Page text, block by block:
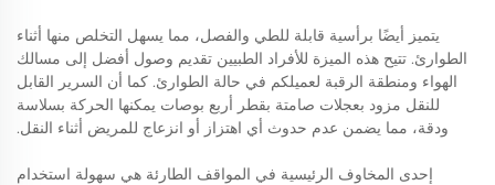
يتميز أيضًا برأسية قابلة للطي والفصل، مما يسهل التخلص منها أثناء
الطوارئ. تتيح هذه الميزة للأفراد الطبيين تقديم وصول أفضل إلى مسالك
الهواء ومنطقة الرقبة لعميلكم في حالة الطوارئ. كما أن السرير القابل
للنقل مزود بعجلات صامتة بقطر أربع بوصات يمكنها الحركة بسلاسة
ودقة، مما يضمن عدم حدوث أي اهتزاز أو انزعاج للمريض أثناء النقل.
إحدى المخاوف الرئيسية في المواقف الطارئة هي سهولة استخدام